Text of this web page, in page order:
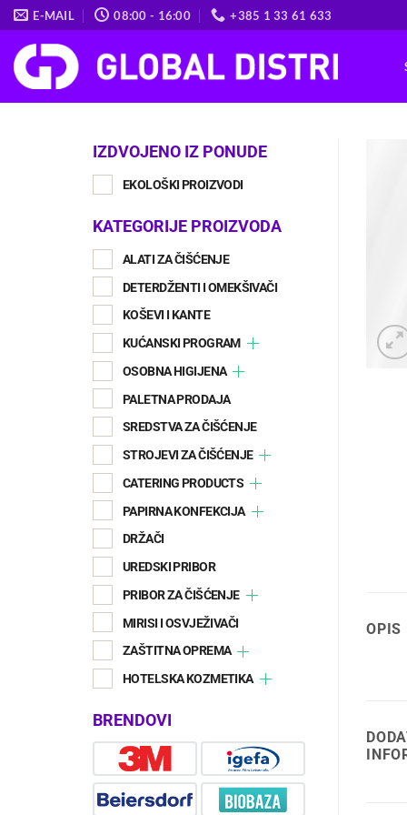
Skip
to
content
E-MAIL 08:00 - 16:00 +385 1 33 61 633
IZDVOJENO IZ PONUDE
EKOLOŠKI PROIZVODI
KATEGORIJE PROIZVODA
ALATI ZA ČIŠĆENJE
DETERDŽENTI I OMEKŠIVAČI
KOŠEVI I KANTE
KUĆANSKI PROGRAM
OSOBNA HIGIJENA
PALETNA PRODAJA
SREDSTVA ZA ČIŠĆENJE
STROJEVI ZA ČIŠĆENJE
CATERING PRODUCTS
PAPIRNA KONFEKCIJA
DRŽAČI
UREDSKI PRIBOR
PRIBOR ZA ČIŠĆENJE
MIRISI I OSVJEŽIVAČI
ZAŠTITNA OPREMA
HOTELSKA KOZMETIKA
BRENDOVI
OPIS